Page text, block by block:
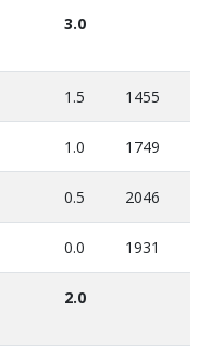
3.0
1.5 1455
1.0 1749
0.5 2046
0.0 1931
2.0